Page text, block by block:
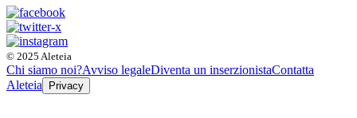
© 2025 Aleteia
Chi siamo noi?Avviso legaleDiventa un inserzionistaContatta
Aleteia
Privacy